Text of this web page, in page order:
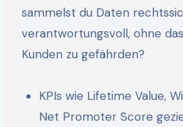
sammelst du Daten
verantwortungsvoll, ohne
Kunden zu gefährden?
KPIs wie Lifetime Value,
Net Promoter Score